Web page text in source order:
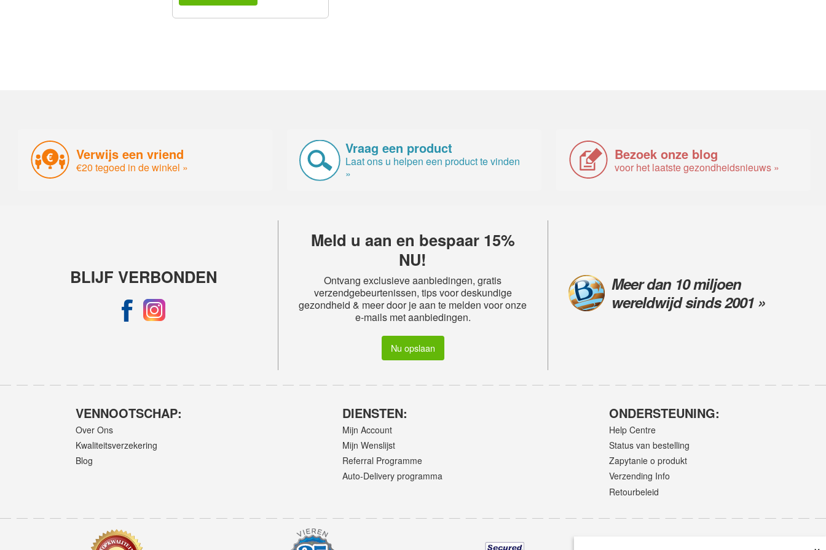
Verwijs een vriend
€20 tegoed in de winkel »
Vraag een product
Laat ons u helpen een product te vinden
»
Bezoek onze blog
voor het laatste gezondheidsnieuws »
BLIJF VERBONDEN
Meld u aan en bespaar 15%
NU!
Ontvang exclusieve aanbiedingen, gratis
verzendgebeurtenissen, tips voor deskundige
gezondheid & meer door je aan te melden voor onze
e-mails met aanbiedingen.
Nu opslaan
Meer dan 10 miljoen
wereldwijd sinds 2001 »
VENNOOTSCHAP:
Over Ons
Kwaliteitsverzekering
Blog
DIENSTEN:
Mijn Account
Mijn Wenslijst
Referral Programme
Auto-Delivery programma
ONDERSTEUNING:
Help Centre
Status van bestelling
Zapytanie o produkt
Verzending Info
Retourbeleid